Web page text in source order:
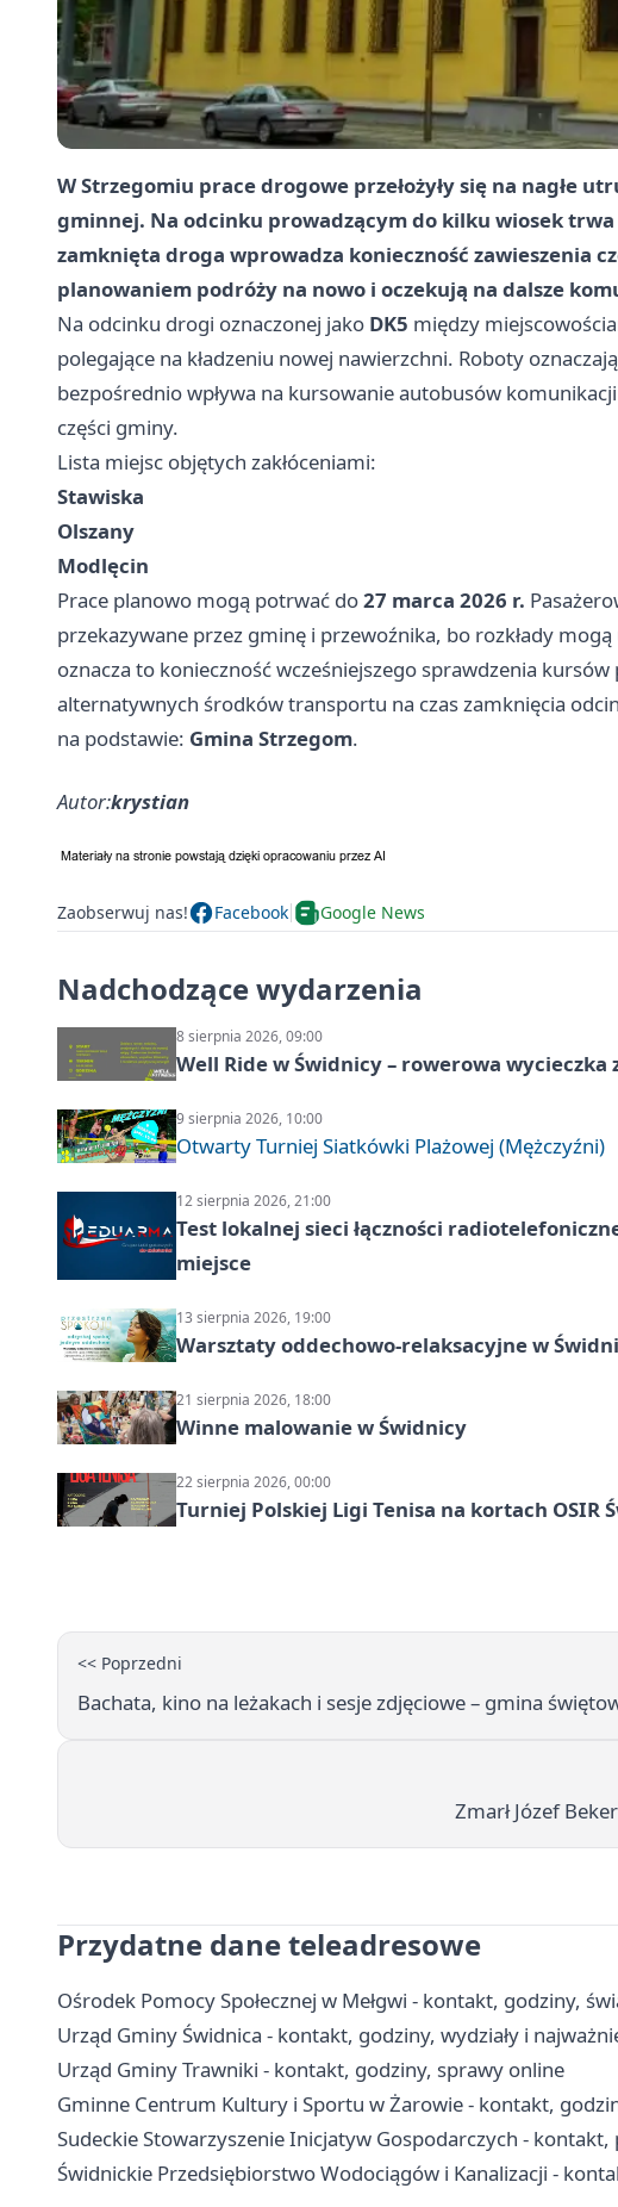
W Strzegomiu prace drogowe przełożyły się na nagłe
gminnej. Na odcinku prowadzącym do kilku wiosek
zamknięta droga wprowadza konieczność zawieszenia
planowaniem podróży na nowo i oczekują na dalsze
Na odcinku drogi oznaczonej jako DK5 między
polegające na kładzeniu nowej nawierzchni. Roboty
bezpośrednio wpływa na kursowanie autobusów
części gminy.
Lista miejsc objętych zakłóceniami:
Stawiska
Olszany
Modlęcin
Prace planowo mogą potrwać do27 marca 2026 r.
przekazywane przez gminę i przewoźnika, bo rozkłady
oznacza to konieczność wcześniejszego sprawdzenia
alternatywnych środków transportu na czas zamknięcia
na podstawie: Gmina Strzegom.
Autor:krystian
Zaobserwuj nas! Facebook Google News
Nadchodzące wydarzenia
8 sierpnia 2026, 09:00
Well Ride w Świdnicy – rowerowa wycieczka
9 sierpnia 2026, 10:00
Otwarty Turniej Siatkówki Plażowej (Mężczyźni)
12 sierpnia 2026, 21:00
Test lokalnej sieci łączności
miejsce
13 sierpnia 2026, 19:00
Warsztaty oddechowo-relaksacyjne w
21 sierpnia 2026, 18:00
Winne malowanie w Świdnicy
22 sierpnia 2026, 00:00
Turniej Polskiej Ligi Tenisa na kortach OSIR
<< Poprzedni
Bachata, kino na leżakach i sesje zdjęciowe – gmina
Zmarł Józef
Przydatne dane teleadresowe
Ośrodek Pomocy Społecznej w Mełgwi - kontakt, godziny,
Urząd Gminy Świdnica - kontakt, godziny, wydziały i
Urząd Gminy Trawniki - kontakt, godziny, sprawy online
Gminne Centrum Kultury i Sportu w Żarowie - kontakt,
Sudeckie Stowarzyszenie Inicjatyw Gospodarczych -
Świdnickie Przedsiębiorstwo Wodociągów i Kanalizacji -